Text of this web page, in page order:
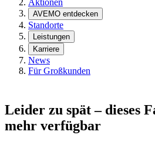
Aktionen
AVEMO entdecken
Standorte
Leistungen
Karriere
News
Für Großkunden
Leider zu spät – dieses
mehr verfügbar